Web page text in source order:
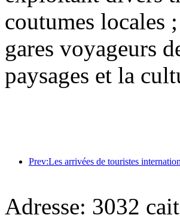
coutumes locales
gares voyageurs
paysages et la
Adresse: 3032